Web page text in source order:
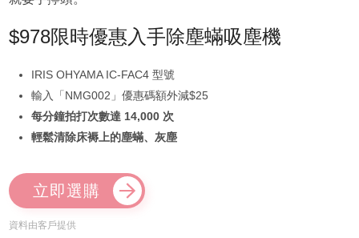
$978限時優惠入手除塵蟎吸塵機
IRIS OHYAMA IC-FAC4 型號
輸入「NMG002」優惠碼額外減$25
每分鐘拍打次數達 14,000 次
輕鬆清除床褥上的塵蟎、灰塵
立即選購
資料由客戶提供